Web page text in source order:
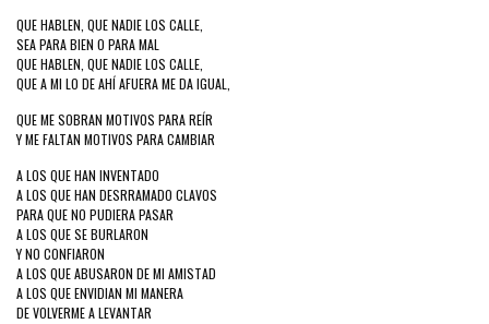
QUE HABLEN, QUE NADIE LOS CALLE,
SEA PARA BIEN O PARA MAL
QUE HABLEN, QUE NADIE LOS CALLE,
QUE A MI LO DE AHÍ AFUERA ME DA IGUAL,
QUE ME SOBRAN MOTIVOS PARA REÍR
Y ME FALTAN MOTIVOS PARA CAMBIAR
A LOS QUE HAN INVENTADO
A LOS QUE HAN DESRRAMADO CLAVOS
PARA QUE NO PUDIERA PASAR
A LOS QUE SE BURLARON
Y NO CONFIARON
A LOS QUE ABUSARON DE MI AMISTAD
A LOS QUE ENVIDIAN MI MANERA
DE VOLVERME A LEVANTAR